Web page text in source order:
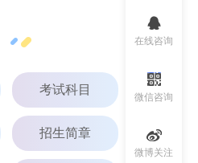
在线咨询
微信咨询
微博关注
考试科目
招生简章